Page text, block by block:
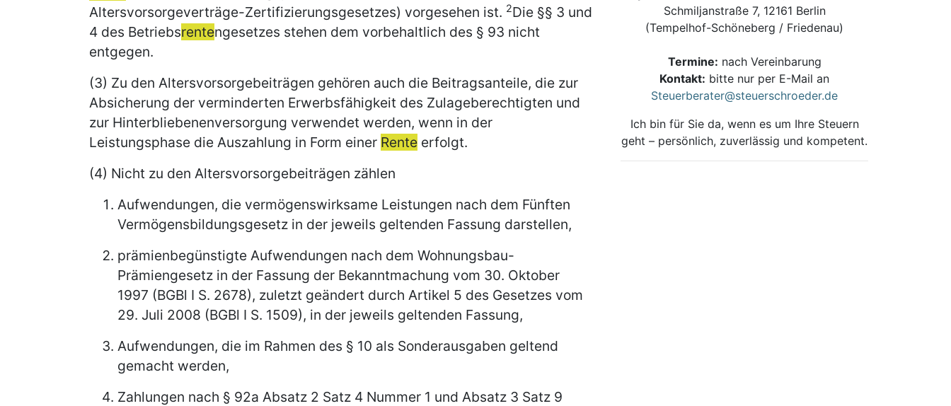
Altersvorsorgeverträge-Zertifizierungsgesetzes) vorgesehen ist. 2Die §§ 3 und
4 des Betriebsrentengesetzes stehen dem vorbehaltlich des § 93 nicht
entgegen.
(3) Zu den Altersvorsorgebeiträgen gehören auch die Beitragsanteile, die zur
Absicherung der verminderten Erwerbsfähigkeit des Zulageberechtigten und
zur Hinterbliebenenversorgung verwendet werden, wenn in der
Leistungsphase die Auszahlung in Form einer Rente erfolgt.
(4) Nicht zu den Altersvorsorgebeiträgen zählen
Aufwendungen, die vermögenswirksame Leistungen nach dem Fünften
Vermögensbildungsgesetz in der jeweils geltenden Fassung darstellen,
prämienbegünstigte Aufwendungen nach dem Wohnungsbau-
Prämiengesetz in der Fassung der Bekanntmachung vom 30. Oktober
1997 (BGBl I S. 2678), zuletzt geändert durch Artikel 5 des Gesetzes vom
29. Juli 2008 (BGBl I S. 1509), in der jeweils geltenden Fassung,
Aufwendungen, die im Rahmen des § 10 als Sonderausgaben geltend
gemacht werden,
Zahlungen nach § 92a Absatz 2 Satz 4 Nummer 1 und Absatz 3 Satz 9
Schmiljanstraße 7, 12161 Berlin
(Tempelhof-Schöneberg / Friedenau)
Termine: nach Vereinbarung
Kontakt: bitte nur per E-Mail an
Steuerberater@steuerschroeder.de
Ich bin für Sie da, wenn es um Ihre Steuern
geht – persönlich, zuverlässig und kompetent.